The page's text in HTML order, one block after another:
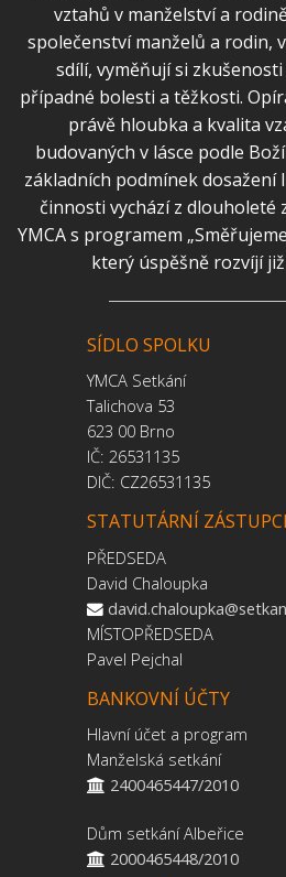
vztahů v manželství a
společenství manželů a rodin,
sdílí, vyměňují si
případné bolesti a těžkosti.
právě hloubka a kvalita
budovaných v lásce podle
základních podmínek dosažení
činnosti vychází z dlouholeté
YMCA s programem
který úspěšně rozvíjí
SÍDLO SPOLKU
YMCA Setkání
Talichova 53
623 00 Brno
IČ: 26531135
DIČ: CZ26531135
STATUTÁRNÍ ZÁSTUPCI
PŘEDSEDA
David Chaloupka
MÍSTOPŘEDSEDA
Pavel Pejchal
BANKOVNÍ ÚČTY
Hlavní účet a program
Manželská setkání
2400465447/2010
Dům setkání Albeřice
2000465448/2010